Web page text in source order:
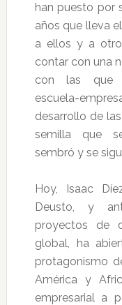
han puesto por
años que lleva
a ellos y a
contar con una
con las que
escuela-
desarrollo de
semilla que
sembró y se
Hoy, Isaac
Deusto, y
proyectos de
global, ha
protagonismo
América y
empresarial a